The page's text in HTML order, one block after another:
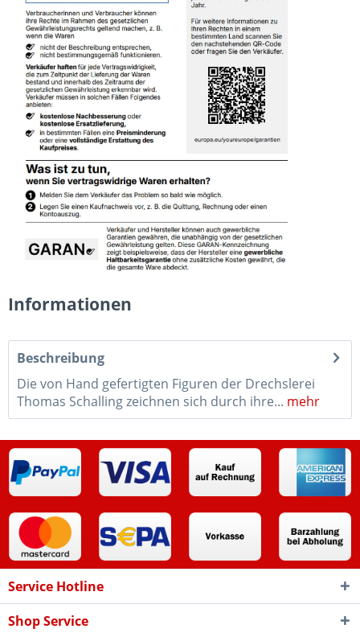
Informationen
Beschreibung
Die von Hand gefertigten Figuren der Drechslerei
Thomas Schalling zeichnen sich durch ihre... mehr
Service Hotline
Shop Service